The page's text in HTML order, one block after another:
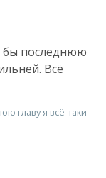
бы последнюю
Всё
главу я всё-таки